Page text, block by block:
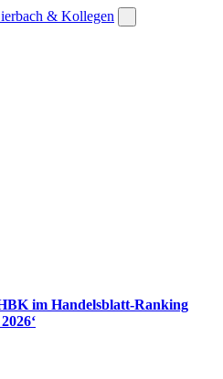
im Handelsblatt-Ranking